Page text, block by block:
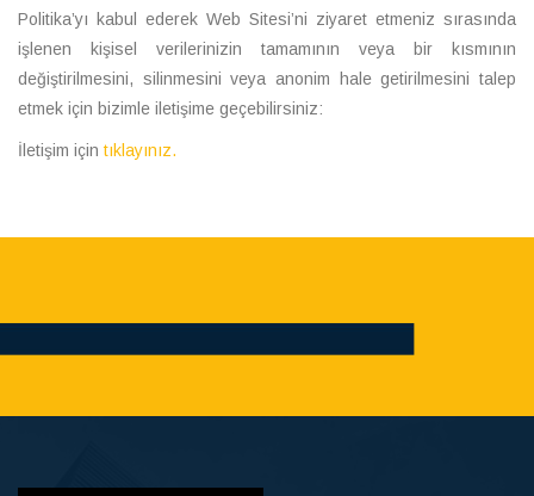
Politika’yı kabul ederek Web Sitesi’ni ziyaret etmeniz sırasında
işlenen kişisel verilerinizin tamamının veya bir kısmının
değiştirilmesini, silinmesini veya anonim hale getirilmesini talep
etmek için bizimle iletişime geçebilirsiniz:
İletişim için tıklayınız.